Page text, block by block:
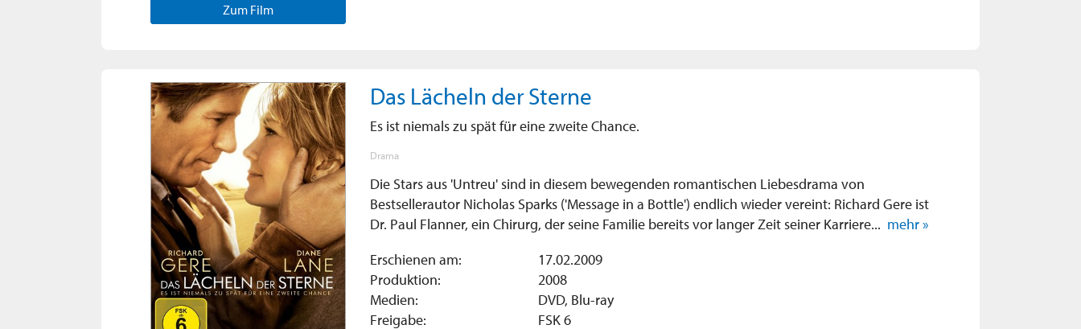
Zum Film
Das Lächeln der Sterne
Es ist niemals zu spät für eine zweite Chance.
Drama
Die Stars aus 'Untreu' sind in diesem bewegenden romantischen Liebesdrama von
Bestsellerautor Nicholas Sparks ('Message in a Bottle') endlich wieder vereint: Richard Gere ist
Dr. Paul Flanner, ein Chirurg, der seine Familie bereits vor langer Zeit seiner Karriere... mehr »
Erschienen am:
17.02.2009
Produktion:
2008
Medien:
DVD, Blu-ray
Freigabe:
FSK 6